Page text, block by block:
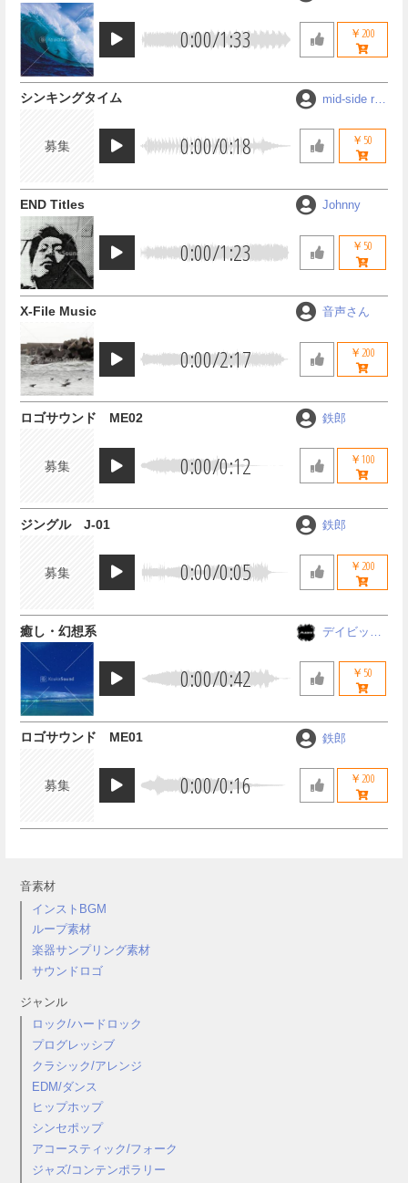
音素材
インストBGM
ループ素材
楽器サンプリング素材
サウンドロゴ
ジャンル
ロック/ハードロック
プログレッシブ
クラシック/アレンジ
EDM/ダンス
ヒップホップ
シンセポップ
アコースティック/フォーク
ジャズ/コンテンポラリー
0:00/1:33 ￥200
募集 0:00/0:18
シンキングタイム
mid-side rec
￥50
0:00/1:23
END Titles Johnny
￥50
0:00/2:17
X-File Music 音声さん
￥200
募集 0:00/0:12
ロゴサウンド ME02 鉄郎
￥100
募集 0:00/0:05
ジングル J-01 鉄郎
￥200
0:00/0:42
癒し・幻想系
デイビッド
￥50
募集 0:00/0:16
ロゴサウンド ME01 鉄郎
￥200